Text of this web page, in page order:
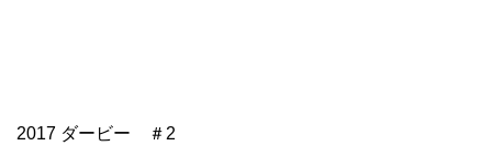
2017 ダービー ＃2